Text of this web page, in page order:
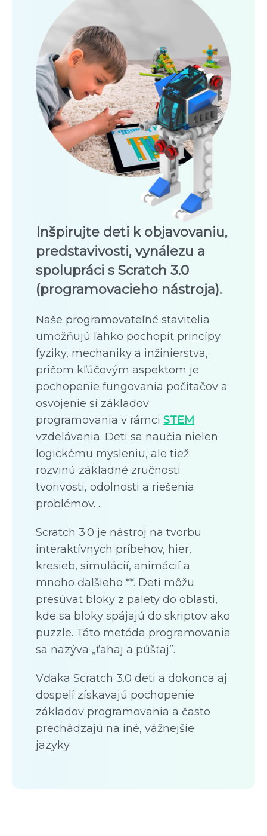
Inšpirujte deti k objavovaniu,
predstavivosti, vynálezu a
spolupráci s Scratch 3.0
(programovacieho nástroja).
Naše programovateľné stavitelia
umožňujú ľahko pochopiť princípy
fyziky, mechaniky a inžinierstva,
pričom kľúčovým aspektom je
pochopenie fungovania počítačov a
osvojenie si základov
programovania v rámci STEM
vzdelávania. Deti sa naučia nielen
logickému mysleniu, ale tiež
rozvinú základné zručnosti
tvorivosti, odolnosti a riešenia
problémov. .
Scratch 3.0 je nástroj na tvorbu
interaktívnych príbehov, hier,
kresieb, simulácií, animácií a
mnoho ďalšieho **. Deti môžu
presúvať bloky z palety do oblasti,
kde sa bloky spájajú do skriptov ako
puzzle. Táto metóda programovania
sa nazýva „ťahaj a púšťaj”.
Vďaka Scratch 3.0 deti a dokonca aj
dospelí získavajú pochopenie
základov programovania a často
prechádzajú na iné, vážnejšie
jazyky.